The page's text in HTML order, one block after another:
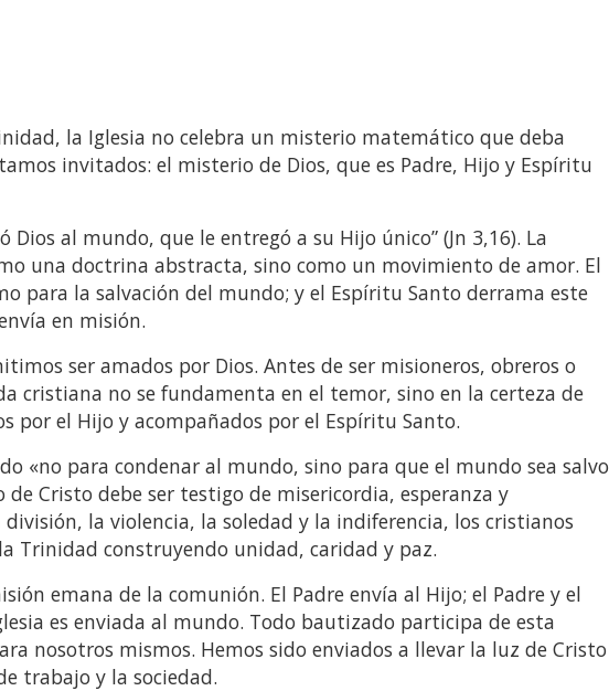
la Iglesia no celebra un misterio matemático que deba
invitados: el misterio de Dios, que es Padre, Hijo y Espíritu
Dios al mundo, que le entregó a su Hijo único” (Jn 3,16). La
una doctrina abstracta, sino como un movimiento de amor. El
para la salvación del mundo; y el Espíritu Santo derrama este
en misión.
ser amados por Dios. Antes de ser misioneros, obreros o
cristiana no se fundamenta en el temor, sino en la certeza de
por el Hijo y acompañados por el Espíritu Santo.
«no para condenar al mundo, sino para que el mundo sea salvo
Cristo debe ser testigo de misericordia, esperanza y
la violencia, la soledad y la indiferencia, los cristianos
Trinidad construyendo unidad, caridad y paz.
emana de la comunión. El Padre envía al Hijo; el Padre y el
es enviada al mundo. Todo bautizado participa de esta
nosotros mismos. Hemos sido enviados a llevar la luz de Cristo
trabajo y la sociedad.